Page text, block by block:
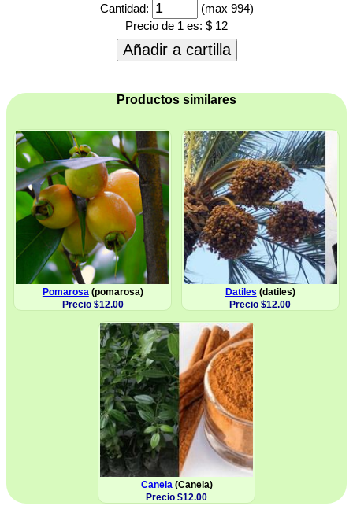
Cantidad:
(max 994)
Precio de 1 es: $ 12
Añadir a cartilla
Productos similares
Pomarosa(pomarosa)
Precio $12.00
Datiles (datiles)
Precio $12.00
Canela(Canela)
Precio $12.00